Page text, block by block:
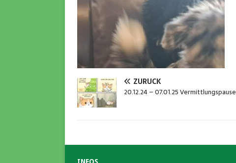
ZURÜCK
20.12.24 – 07.01.25 Vermittlungspause